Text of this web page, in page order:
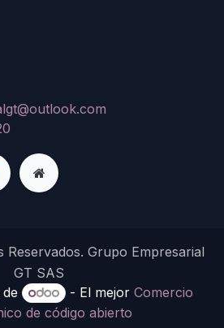
Reservados. Grupo Empresarial
GT SAS
- El mejorComercio
de código abierto